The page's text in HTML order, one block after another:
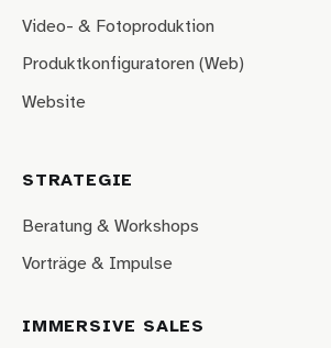
Video- & Fotoproduktion
Produktkonfiguratoren (Web)
Website
STRATEGIE
Beratung & Workshops
Vorträge & Impulse
IMMERSIVE SALES